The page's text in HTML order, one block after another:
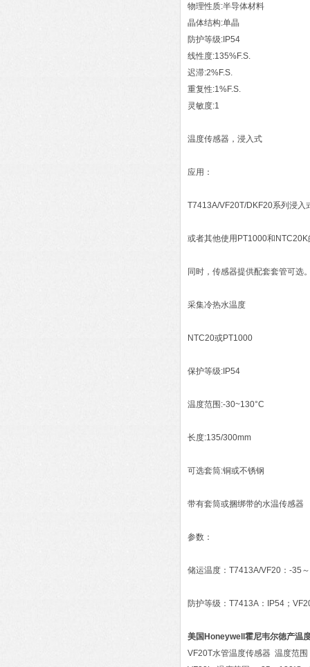
物理性质:半导体材料
晶体结构:单晶
防护等级:IP54
线性度:135%F.S.
迟滞:2%F.S.
重复性:1%F.S.
灵敏度:1
温度传感器，浸入式
应用：
T7413A/VF20T/DKF20系列浸入
或者其他使用PT1000和
同时，传感器提供配套套管可选
采集冷热水温度
NTC20或PT1000
保护等级:IP54
温度范围:-30~130°C
长度:135/300mm
可选套筒:铜或不锈钢
带有套筒或捆绑带的水温传感器
参数：
储运温度：T7413A/VF20：-35
防护等级：T7413A：IP54；
美国Honeywell霍尼韦尔徳产温
VF20T水管温度传感器 温度范